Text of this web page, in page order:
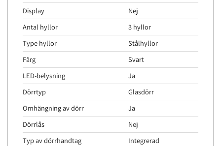
Display
Nej
Antal hyllor
3 hyllor
Type hyllor
Stålhyllor
Färg
Svart
LED-belysning
Ja
Dörrtyp
Glasdörr
Omhängning av dörr
Ja
Dörrlås
Nej
Typ av dörrhandtag
Integrerad